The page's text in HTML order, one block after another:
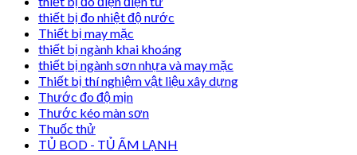
thiết bị đo nhiệt độ nước
Thiết bị may mặc
thiết bị ngành khai khoáng
thiết bị ngành sơn nhựa và may mặc
Thiết bị thí nghiệm vật liệu xây dựng
Thước đo độ mịn
Thước kéo màn sơn
Thuốc thử
TỦ BOD - TỦ ẤM LẠNH